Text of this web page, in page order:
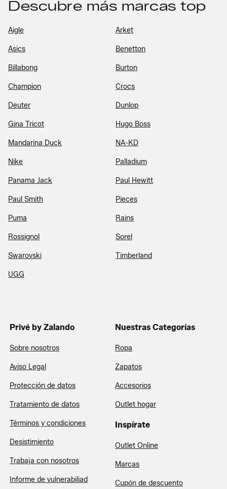
Descubre más marcas top
Aigle Arket
Asics Benetton
Billabong Burton
Champion Crocs
Deuter Dunlop
Gina Tricot Hugo Boss
Mandarina Duck NA-KD
Nike Palladium
Panama Jack Paul Hewitt
Paul Smith Pieces
Puma Rains
Rossignol Sorel
Swarovski Timberland
UGG
Privé by Zalando
Sobre nosotros
Aviso Legal
Protección de datos
Tratamiento de datos
Términos y condiciones
Desistimiento
Trabaja con nosotros
Informe de vulnerabiliad
Nuestras Categorías
Ropa
Zapatos
Accesorios
Outlet hogar
Inspírate
Outlet Online
Marcas
Cupón de descuento